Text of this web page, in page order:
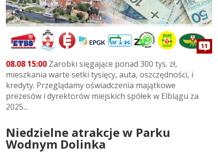
11
08.08 15:00 Zarobki sięgające ponad 300 tys. zł,
mieszkania warte setki tysięcy, auta, oszczędności, i
kredyty. Przeglądamy oświadczenia majątkowe
prezesów i dyrektorów miejskich spółek w Elblągu za
2025...
Niedzielne atrakcje w Parku
Wodnym Dolinka